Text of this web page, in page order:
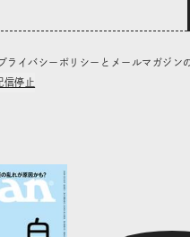
ライバシーポリシーとメールマガジン
信停止